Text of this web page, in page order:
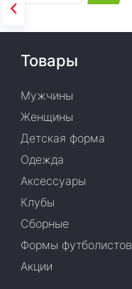
Товары
Мужчины
Женщины
Детская форма
Одежда
Аксессуары
Клубы
Сборные
Формы футболистов
Акции